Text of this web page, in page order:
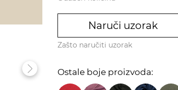
Naruči uzorak
Zašto naručiti uzorak
Ostale boje proizvoda: